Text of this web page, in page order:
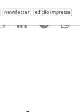
newsletter edição impressa